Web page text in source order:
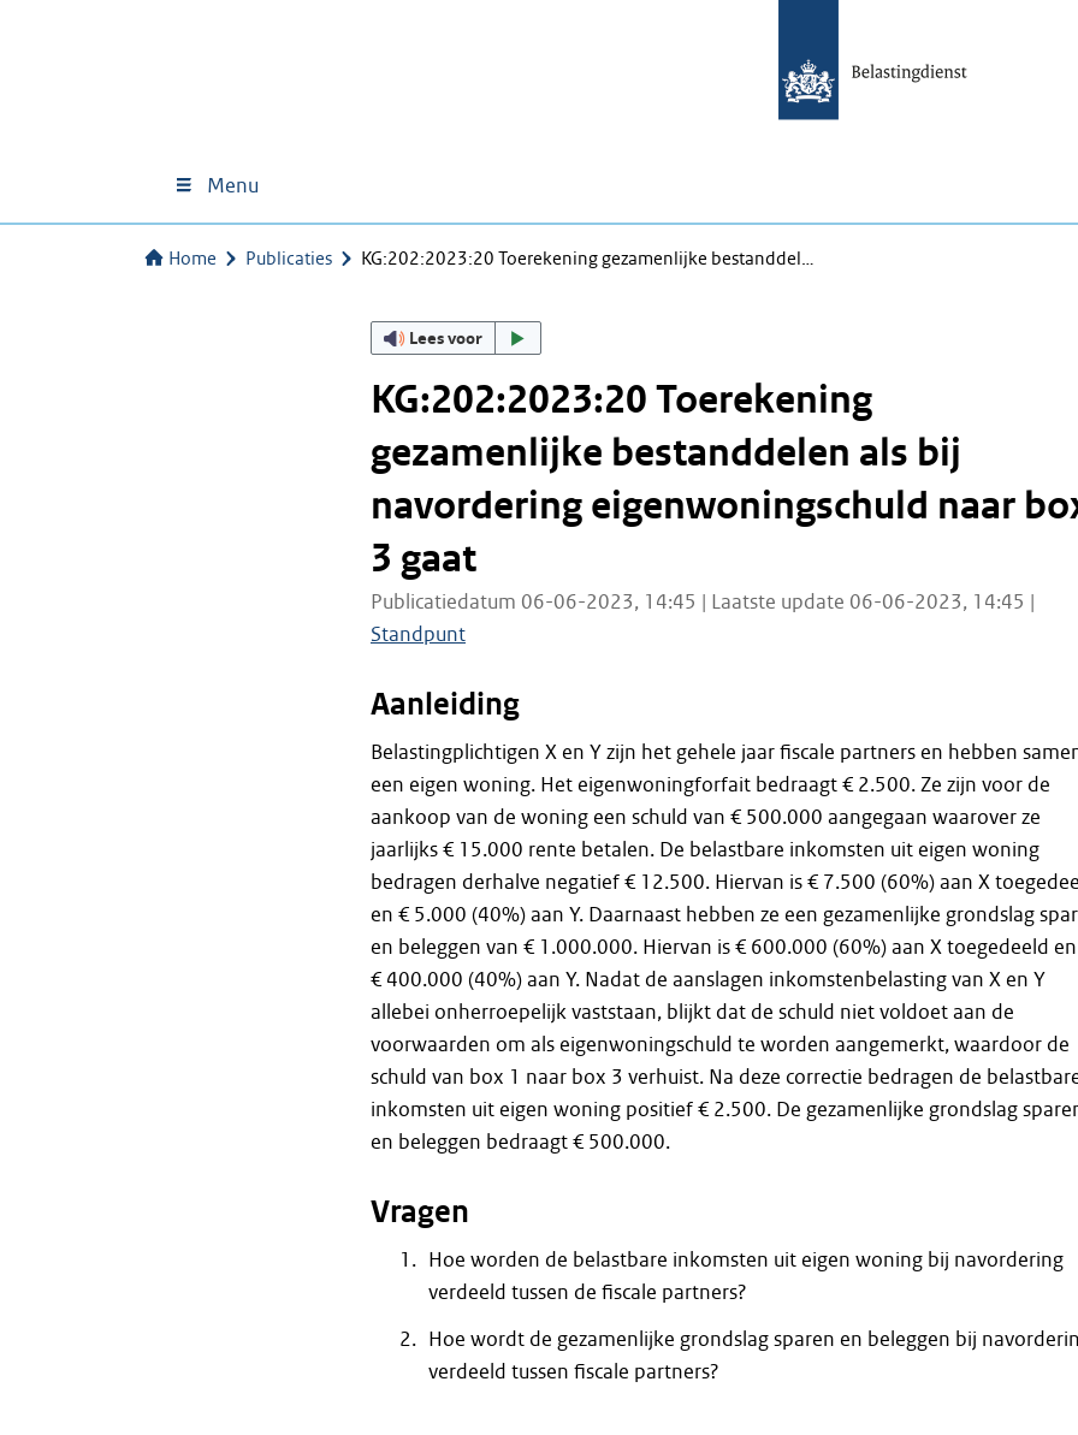
Menu
Home Publicaties KG:202:2023:20 Toerekening gezamenlijke bestanddel…
Lees voor
KG:202:2023:20 Toerekening
gezamenlijke bestanddelen als bij
navordering eigenwoningschuld naar
3 gaat
Publicatiedatum 06-06-2023, 14:45 | Laatste update 06-06-2023, 14:45 |
Standpunt
Aanleiding
Belastingplichtigen X en Y zijn het gehele jaar fiscale partners en hebben
een eigen woning. Het eigenwoningforfait bedraagt € 2.500. Ze zijn voor de
aankoop van de woning een schuld van € 500.000 aangegaan waarover ze
jaarlijks € 15.000 rente betalen. De belastbare inkomsten uit eigen woning
bedragen derhalve negatief € 12.500. Hiervan is € 7.500 (60%) aan X
en € 5.000 (40%) aan Y. Daarnaast hebben ze een gezamenlijke grondslag
en beleggen van € 1.000.000. Hiervan is € 600.000 (60%) aan X toegedeeld en
€ 400.000 (40%) aan Y. Nadat de aanslagen inkomstenbelasting van X en Y
allebei onherroepelijk vaststaan, blijkt dat de schuld niet voldoet aan de
voorwaarden om als eigenwoningschuld te worden aangemerkt, waardoor de
schuld van box 1 naar box 3 verhuist. Na deze correctie bedragen de
inkomsten uit eigen woning positief € 2.500. De gezamenlijke grondslag
en beleggen bedraagt € 500.000.
Vragen
Hoe worden de belastbare inkomsten uit eigen woning bij navordering
verdeeld tussen de fiscale partners?
Hoe wordt de gezamenlijke grondslag sparen en beleggen bij
verdeeld tussen fiscale partners?